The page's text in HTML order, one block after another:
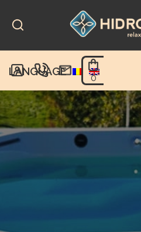
content
LANGUAGE
0